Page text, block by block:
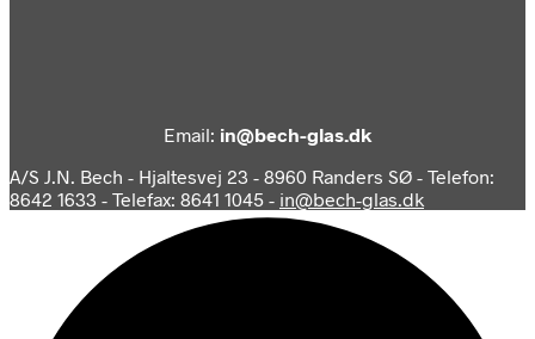
Email: in@bech-glas.dk
A/S J.N. Bech - Hjaltesvej 23 - 8960 Randers SØ - Telefon:
8642 1633 - Telefax: 8641 1045 - in@bech-glas.dk